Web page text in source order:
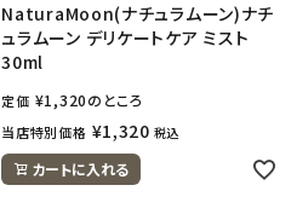
NaturaMoon(ナチュラムーン)ナチ
ュラムーン デリケートケア ミスト
30ml
定価 ¥1,320のところ
当店特別価格 ¥1,320 税込
カートに入れる